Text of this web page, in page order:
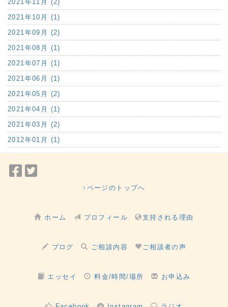
2021年11月 (2)
2021年10月 (1)
2021年09月 (2)
2021年08月 (1)
2021年07月 (1)
2021年06月 (1)
2021年05月 (2)
2021年04月 (1)
2021年03月 (2)
2012年01月 (1)
Facebook
ェ
↑ページのトップへ
ホーム プロフィール 支持される理由
ブログ ご相談内容 ご相談者の声
エッセイ 料金/時間/場所 お申込み